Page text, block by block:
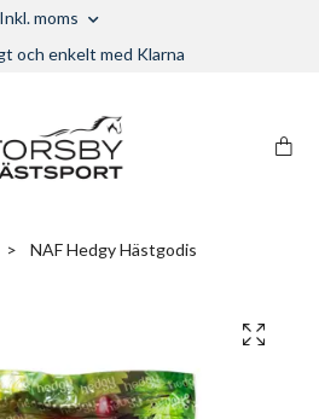
Inkl. moms
och enkelt med Klarna
NAF Hedgy Hästgodis